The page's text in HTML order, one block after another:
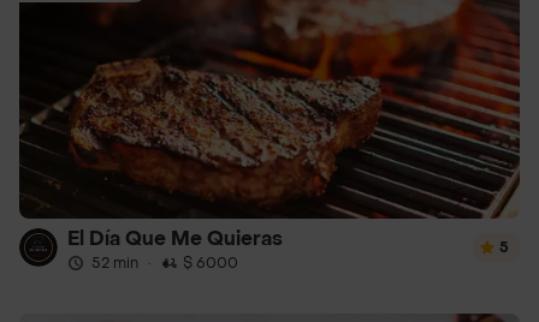
El Día Que Me Quieras
52 min · $ 6000
5